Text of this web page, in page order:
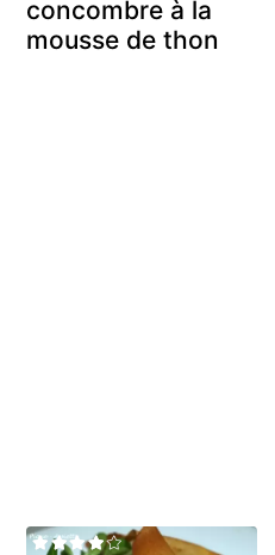
concombre à la
mousse de thon